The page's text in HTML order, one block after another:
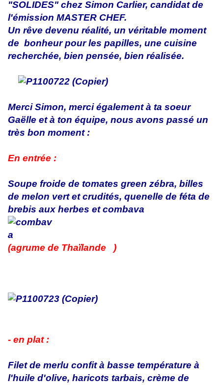
"SOLIDES" chez Simon Carlier, candidat de
l'émission MASTER CHEF.
Un rêve devenu réalité, un véritable moment
de bonheur pour les papilles, une cuisine
recherchée, bien pensée, bien réalisée.
Merci Simon, merci également à ta soeur
Gaëlle et à ton équipe, nous avons passé un
très bon moment :
En entrée :
Soupe froide de tomates green zébra, billes
de melon vert et crudités, quenelle de féta de
brebis aux herbes et combava
(agrume de Thaïlande )
- en plat :
Filet de merlu confit à basse température à
l'huile d'olive, haricots tarbais, crème de